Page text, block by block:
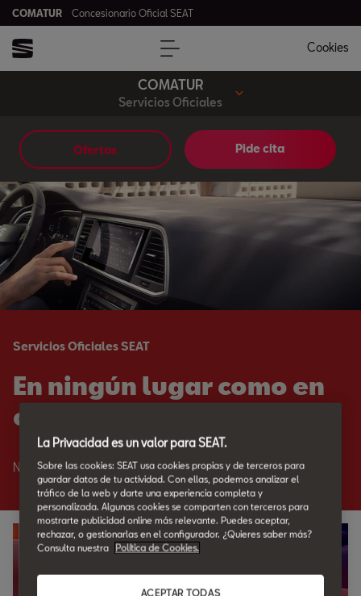
COMATUR Concesionario Oficial SEAT
Cookies
COMATUR
Servicios Oficiales
Ofertas Pide cita
Servicios Oficiales SEAT
En ningún lugar como en
casa.
Nadie como SEAT para cuidar de tu SEAT.
La Privacidad es un valor para SEAT.
Sobre las cookies: SEAT usa cookies propias y de terceros para
guardar datos de tu actividad. Con ellas, podemos analizar el
tráfico de la web y darte una experiencia completa y
personalizada. Algunas cookies se comparten con terceros para
mostrarte publicidad online más relevante. Puedes aceptar,
rechazar, o gestionarlas en el configurador. ¿Quieres saber más?
Consulta nuestra
Política de Cookies.
ACEPTAR TODAS